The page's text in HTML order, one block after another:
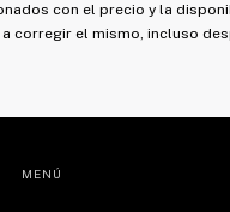
con el precio y la
corregir el mismo, incluso
MENÚ